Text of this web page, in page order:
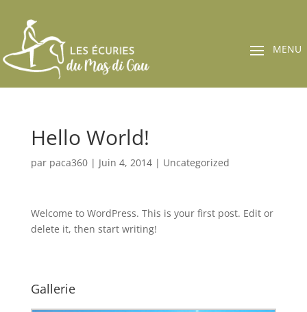
Hello World!
par paca360| Juin 4, 2014| Uncategorized
Welcome to WordPress. This is your first post. Edit or
delete it, then start writing!
Gallerie